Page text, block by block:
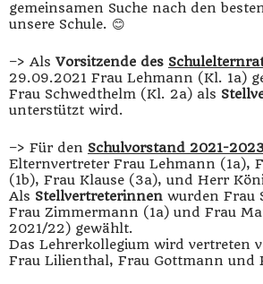
gemeinsamen Suche nach den
unsere Schule. 😊
–> Als Vorsitzende des
29.09.2021 Frau Lehmann (Kl. 1a)
Frau Schwedthelm (Kl. 2a) als
unterstützt wird.
–> Für den Schulvorstand 2021-2023
Elternvertreter Frau Lehmann (1a),
(1b), Frau Klause (3a), und Herr
Als Stellvertreterinnen wurden Frau
Frau Zimmermann (1a) und Frau
2021/22) gewählt.
Das Lehrerkollegium wird vertreten
Frau Lilienthal, Frau Gottmann und